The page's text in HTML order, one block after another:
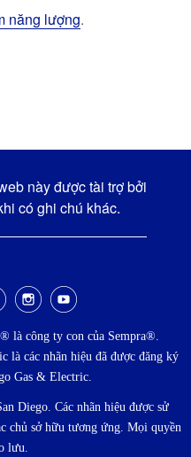
năng lượng.
này được tài trợ bởi
có ghi chú khác.
là công ty con của Sempra®.
là các nhãn hiệu đã được đăng ký
Gas & Electric.
Diego. Các nhãn hiệu được sử
chủ sở hữu tương ứng. Mọi quyền
lưu.